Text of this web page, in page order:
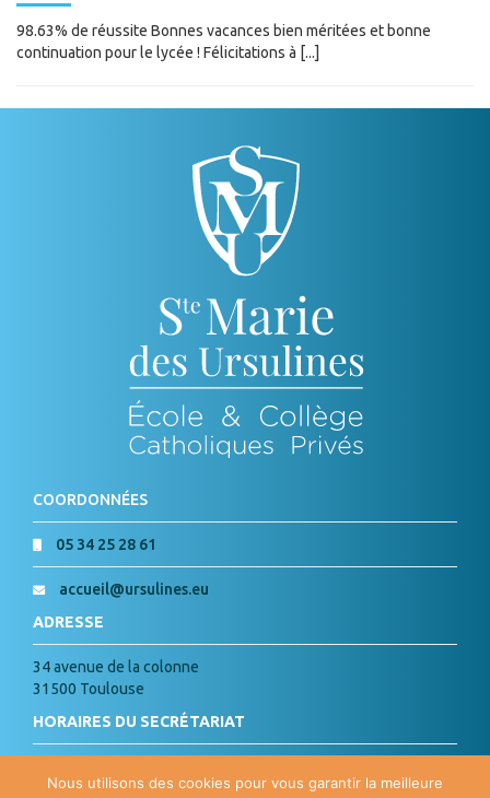
98.63% de réussite Bonnes vacances bien méritées et bonne
continuation pour le lycée ! Félicitations à [...]
COORDONNÉES
05 34 25 28 61
accueil@ursulines.eu
ADRESSE
34 avenue de la colonne
31500 Toulouse
HORAIRES DU SECRÉTARIAT
de 8h à 18h
Nous utilisons des cookies pour vous garantir la meilleure